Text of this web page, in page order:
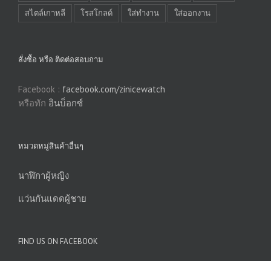
สไตล์เกาหลี
โรสโกลด์ ใส่ทำงาน ใส่ออกงาน
สั่งซื้อ หรือ ติดต่อสอบถาม
Facebook : facebook.com/zinicewatch
หรือทัก อินบ็อกซ์
หมวดหมู่สินค้าอื่นๆ
นาฬิกาผู้หญิง
แว่นกันแดดผู้ชาย
FIND US ON FACEBOOK